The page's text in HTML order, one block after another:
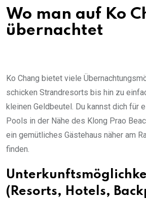
Wo man auf Ko
übernachtet
Ko Chang bietet viele
schicken Strandresorts bis hin zu
kleinen Geldbeutel. Du kannst dich für
Pools in der Nähe des Klong Prao
ein gemütliches Gästehaus näher am
finden.
(Resorts, Hotels,